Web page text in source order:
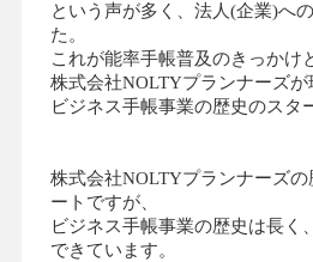
という声が多く、法人(企業)へ
た。
これが能率手帳普及のきっかけ
株式会社NOLTYプランナーズ
ビジネス手帳事業の歴史のスタ
株式会社NOLTYプランナーズの
ートですが、
ビジネス手帳事業の歴史は長く
できています。